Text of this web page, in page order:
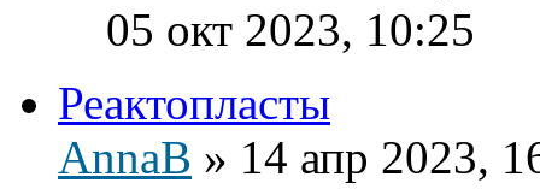
05 окт 2023, 10:25
Реактопласты
AnnaB » 14 апр 2023,